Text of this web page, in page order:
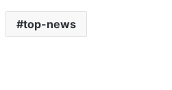
ar
e
top-news